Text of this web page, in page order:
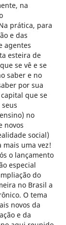
na
prática, para
e das
agentes
esteira de
se vê e se
saber e no
por sua
que se
no
novos
social)
mais uma vez!
o lançamento
especial
do
no Brasil a
O tema
novos da
e da